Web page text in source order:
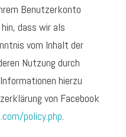
Benutzerkonto
dass wir als
vom Inhalt der
Nutzung durch
hierzu
von Facebook
policy.php.